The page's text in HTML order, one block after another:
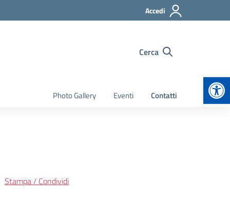
Accedi
Cerca
Photo Gallery Eventi Contatti
Stampa / Condividi